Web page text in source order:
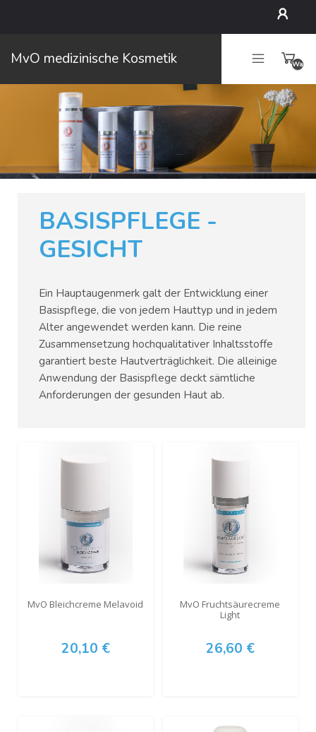
Konto
MvO medizinische Kosmetik
BASISPFLEGE -
GESICHT
Ein Hauptaugenmerk galt der Entwicklung einer
Basispflege, die von jedem Hauttyp und in jedem
Alter angewendet werden kann. Die reine
Zusammensetzung hochqualitativer Inhaltsstoffe
garantiert beste Hautverträglichkeit. Die alleinige
Anwendung der Basispflege deckt sämtliche
Anforderungen der gesunden Haut ab.
MvO Bleichcreme Melavoid
20,10 €
MvO Fruchtsäurecreme
Light
26,60 €